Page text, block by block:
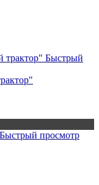
Быстрый
Быстрый просмотр